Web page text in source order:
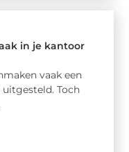
in je kantoor
vaak een
Toch